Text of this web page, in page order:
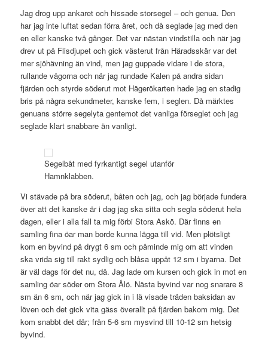
Jag drog upp ankaret och hissade storsegel – och genua. Den
har jag inte luftat sedan förra året, och då seglade jag med den
en eller kanske två gånger. Det var nästan vindstilla och när jag
drev ut på Flisdjupet och gick västerut från Häradsskär var det
mer sjöhävning än vind, men jag guppade vidare i de stora,
rullande vågorna och när jag rundade Kalen på andra sidan
fjärden och styrde söderut mot Hägerökarten hade jag en stadig
bris på några sekundmeter, kanske fem, i seglen. Då märktes
genuans större segelyta gentemot det vanliga förseglet och jag
seglade klart snabbare än vanligt.
Segelbåt med fyrkantigt segel utanför
Hamnklabben.
Vi stävade på bra söderut, båten och jag, och jag började fundera
över att det kanske är i dag jag ska sitta och segla söderut hela
dagen, eller i alla fall ta mig förbi Stora Askö. Där finns en
samling fina öar man borde kunna lägga till vid. Men plötsligt
kom en byvind på drygt 6 sm och påminde mig om att vinden
ska vrida sig till rakt sydlig och blåsa uppåt 12 sm i byarna. Det
är väl dags för det nu, då. Jag lade om kursen och gick in mot en
samling öar söder om Stora Ålö. Nästa byvind var nog snarare 8
sm än 6 sm, och när jag gick in i lä visade träden baksidan av
löven och det gick vita gäss överallt på fjärden bakom mig. Det
kom snabbt det där; från 5-6 sm mysvind till 10-12 sm hetsig
byvind.